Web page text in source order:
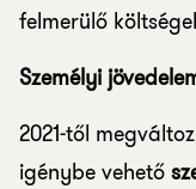
felmerülő
Személyi
2021-től
igénybe vehető